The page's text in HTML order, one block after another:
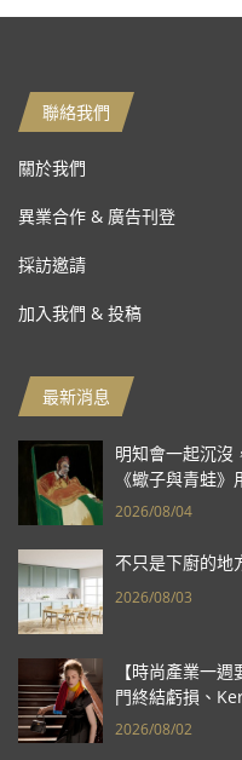
聯絡我們
關於我們
異業合作 & 廣告刊登
採訪邀請
加入我們 & 投稿
最新消息
明知會一起沉沒
《蠍子與青蛙
2026/08/04
不只是下廚的地
2026/08/03
【時尚產業一
門終結虧損、
報亮眼
2026/08/02